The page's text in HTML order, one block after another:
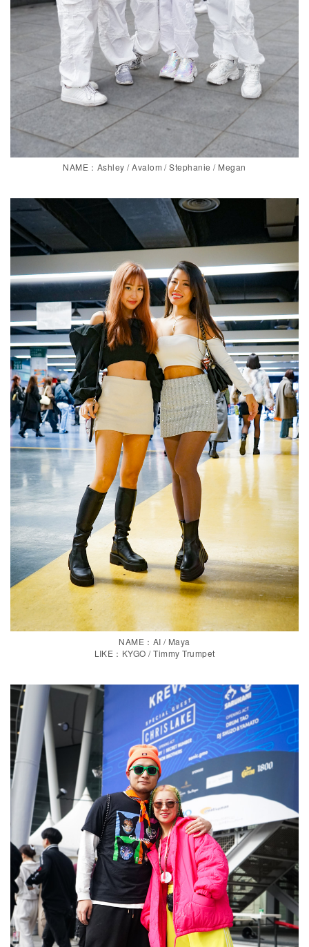
NAME：Ashley / Avalom / Stephanie / Megan
NAME：AI / Maya
LIKE：KYGO / Timmy Trumpet